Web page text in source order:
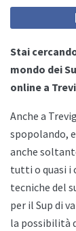
Stai
mondo dei
online a
Anche a
spopolando,
anche
tutti o quasi i
tecniche del
per il Sup di
la possibilità